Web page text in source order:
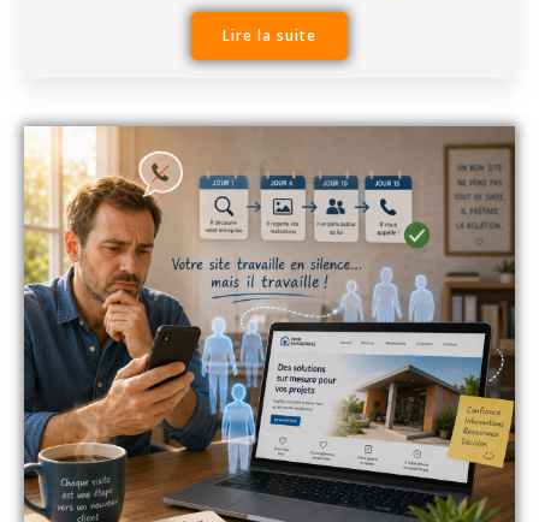
Lire la suite